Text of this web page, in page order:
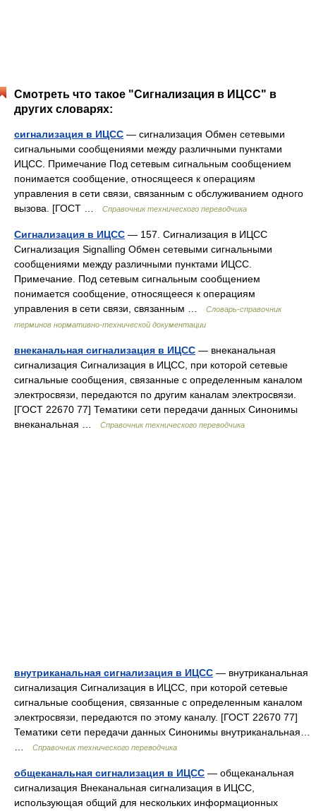
Смотреть что такое "Сигнализация в ИЦСС" в
других словарях:
сигнализация в ИЦСС — сигнализация Обмен сетевыми
сигнальными сообщениями между различными пунктами
ИЦСС. Примечание Под сетевым сигнальным сообщением
понимается сообщение, относящееся к операциям
управления в сети связи, связанным с обслуживанием одного
вызова. [ГОСТ …
Справочник технического переводчика
Сигнализация в ИЦСС — 157. Сигнализация в ИЦСС
Сигнализация Signalling Обмен сетевыми сигнальными
сообщениями между различными пунктами ИЦСС.
Примечание. Под сетевым сигнальным сообщением
понимается сообщение, относящееся к операциям
управления в сети связи, связанным …
Словарь-справочник
терминов нормативно-технической документации
внеканальная сигнализация в ИЦСС — внеканальная
сигнализация Сигнализация в ИЦСС, при которой сетевые
сигнальные сообщения, связанные с определенным каналом
электросвязи, передаются по другим каналам электросвязи.
[ГОСТ 22670 77] Тематики сети передачи данных Синонимы
внеканальная …
Справочник технического переводчика
внутриканальная сигнализация в ИЦСС — внутриканальная
сигнализация Сигнализация в ИЦСС, при которой сетевые
сигнальные сообщения, связанные с определенным каналом
электросвязи, передаются по этому каналу. [ГОСТ 22670 77]
Тематики сети передачи данных Синонимы внутриканальная…
Справочник технического переводчика
общеканальная сигнализация в ИЦСС — общеканальная
сигнализация Внеканальная сигнализация в ИЦСС,
использующая общий для нескольких информационных